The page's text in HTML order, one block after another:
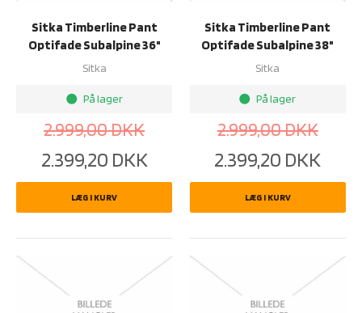
Sitka Timberline Pant
Optifade Subalpine 36"
Sitka
brightness_1 På lager
2.999,00DKK
2.399,20 DKK
LÆG I KURV
Sitka Timberline Pant
Optifade Subalpine 38"
Sitka
brightness_1 På lager
2.999,00DKK
2.399,20 DKK
LÆG I KURV